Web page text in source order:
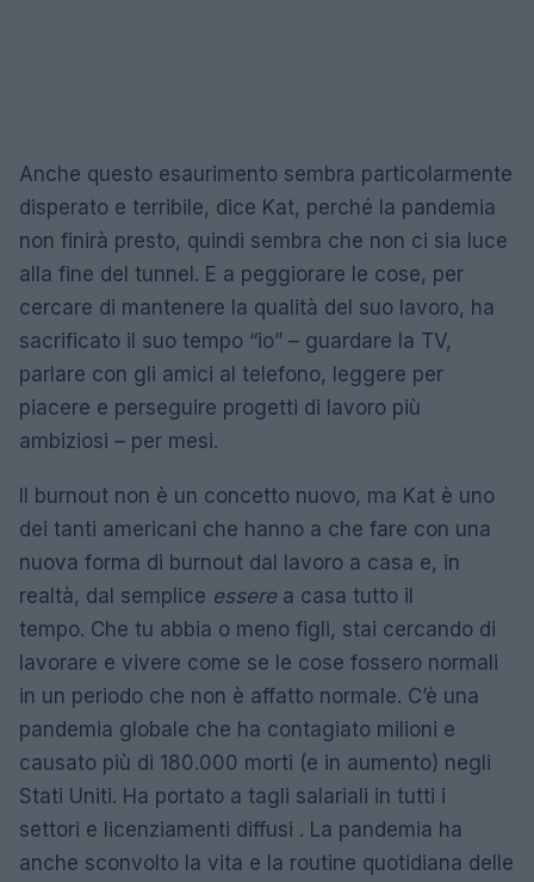
Anche questo esaurimento sembra particolarmente
disperato e terribile, dice Kat, perché la pandemia
non finirà presto, quindi sembra che non ci sia luce
alla fine del tunnel. E a peggiorare le cose, per
cercare di mantenere la qualità del suo lavoro, ha
sacrificato il suo tempo “io” – guardare la TV,
parlare con gli amici al telefono, leggere per
piacere e perseguire progetti di lavoro più
ambiziosi – per mesi.
Il burnout non è un concetto nuovo, ma Kat è uno
dei tanti americani che hanno a che fare con una
nuova forma di burnout dal lavoro a casa e, in
realtà, dal semplice esserea casa tutto il
tempo. Che tu abbia o meno figli, stai cercando di
lavorare e vivere come se le cose fossero normali
in un periodo che non è affatto normale. C’è una
pandemia globale che ha contagiato milioni e
causato più di 180.000 morti (e in aumento) negli
Stati Uniti. Ha portato a tagli salariali in tutti i
settori e licenziamenti diffusi . La pandemia ha
anche sconvolto la vita e la routine quotidiana delle